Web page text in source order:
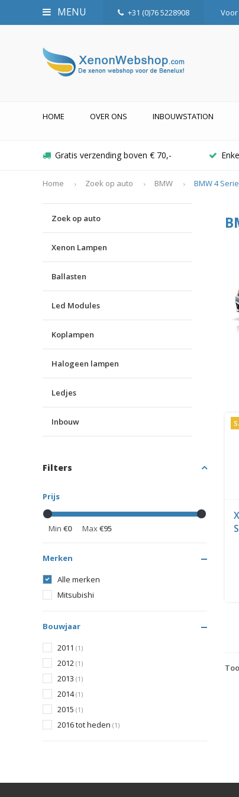
MENU +31 (0)76 5228908
HOME OVER ONS INBOUWSTATION
Gratis verzending boven € 70,-
Home Zoek op auto BMW BMW 4 Serie
Zoek op auto
Xenon Lampen
Ballasten
Led Modules
Koplampen
Halogeen lampen
Ledjes
Inbouw
Filters
Prijs
Min €0 Max €95
Merken
Alle merken
Mitsubishi
Bouwjaar
2011 (1)
2012 (1)
2013 (1)
2014(1)
2015 (1)
2016 tot heden (1)